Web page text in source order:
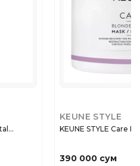
KEUNE STYLE
KEUNE STYLE Care
390 000 сум